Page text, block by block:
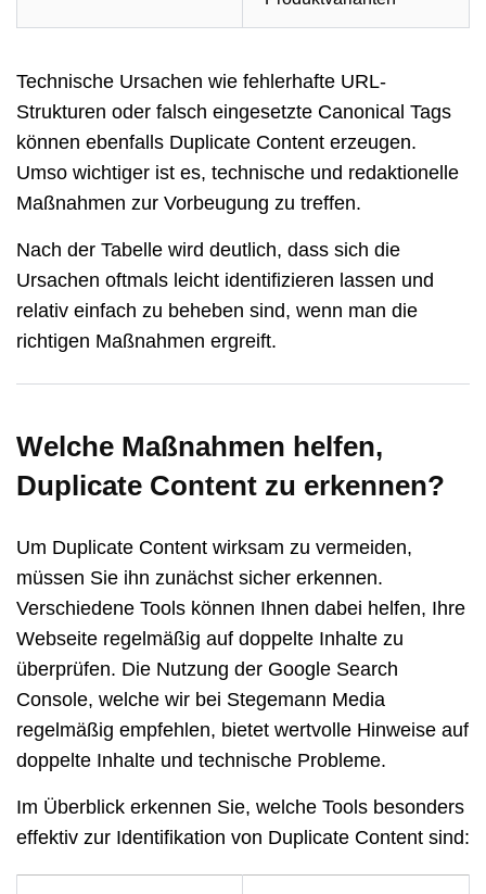
Technische Ursachen wie fehlerhafte URL-
Strukturen oder falsch eingesetzte Canonical Tags
können ebenfalls Duplicate Content erzeugen.
Umso wichtiger ist es, technische und redaktionelle
Maßnahmen zur Vorbeugung zu treffen.
Nach der Tabelle wird deutlich, dass sich die
Ursachen oftmals leicht identifizieren lassen und
relativ einfach zu beheben sind, wenn man die
richtigen Maßnahmen ergreift.
Welche Maßnahmen helfen,
Duplicate Content zu erkennen?
Um Duplicate Content wirksam zu vermeiden,
müssen Sie ihn zunächst sicher erkennen.
Verschiedene Tools können Ihnen dabei helfen, Ihre
Webseite regelmäßig auf doppelte Inhalte zu
überprüfen. Die Nutzung der Google Search
Console, welche wir bei Stegemann Media
regelmäßig empfehlen, bietet wertvolle Hinweise auf
doppelte Inhalte und technische Probleme.
Im Überblick erkennen Sie, welche Tools besonders
effektiv zur Identifikation von Duplicate Content sind: